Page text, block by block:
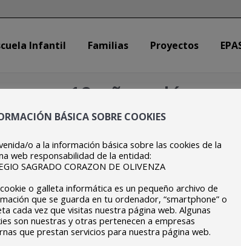
Infantil Familias Proyectos
10 años além
Estás aquí:
Inicio nota de prensa 10 años…
BÁSICA SOBRE COOKIES
o a la información básica sobre las cookies de la
web responsabilidad de la entidad:
SAGRADO CORAZON DE OLIVENZA
o galleta informática es un pequeño archivo de
que se guarda en tu ordenador, “smartphone” o
cada vez que visitas nuestra página web. Algunas
son nuestras y otras pertenecen a empresas
que prestan servicios para nuestra página web.
Infantil Familias Proyectos